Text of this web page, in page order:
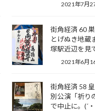
2021年7月
街角経済 60
とげぬき地蔵
塚駅近辺を見
2021年6月
街角経済 58
別公演「祈り
で中止に。(´